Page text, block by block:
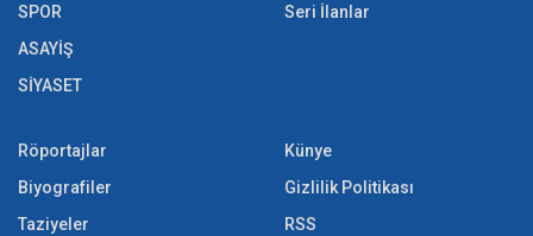
SPOR
ASAYİŞ
SİYASET
Seri İlanlar
Röportajlar
Biyografiler
Taziyeler
Künye
Gizlilik Politikası
RSS